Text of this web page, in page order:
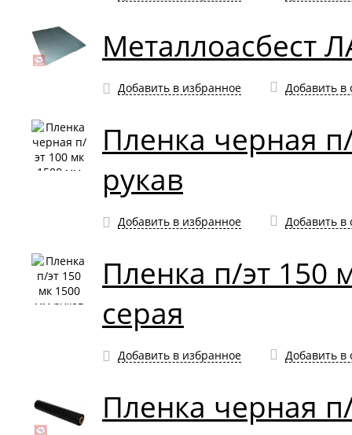
Металлоасбест
Добавить в избранное Добавить в
Пленка черная
рукав
Добавить в избранное Добавить в
Пленка п/эт 150
серая
Добавить в избранное Добавить в
Пленка черная